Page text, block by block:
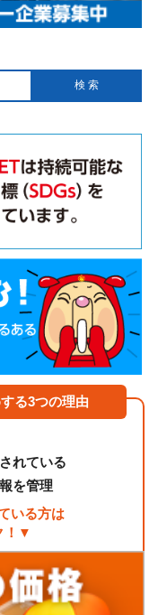
る3つの理由
れている
を管理
いる方は
！▼